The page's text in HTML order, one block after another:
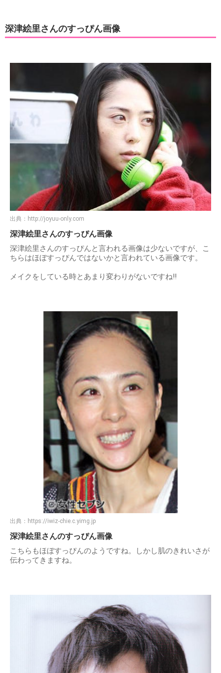
深津絵里さんのすっぴん画像
出典： http://joyuu-only.com
深津絵里さんのすっぴん画像
深津絵里さんのすっぴんと言われる画像は少ないですが、こ
ちらはほぼすっぴんではないかと言われている画像です。
メイクをしている時とあまり変わりがないですね!!
出典： https://iwiz-chie.c.yimg.jp
深津絵里さんのすっぴん画像
こちらもほぼすっぴんのようですね。しかし肌のきれいさが
伝わってきますね。